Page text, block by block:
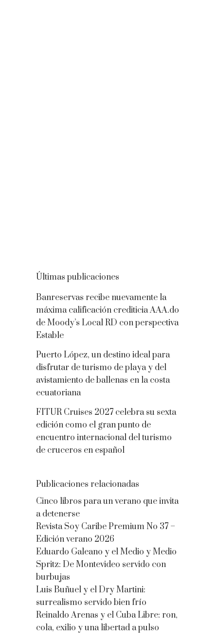
Últimas publicaciones
Banreservas recibe nuevamente la
máxima calificación crediticia AAA.do
de Moody’s Local RD con perspectiva
Estable
Puerto López, un destino ideal para
disfrutar de turismo de playa y del
avistamiento de ballenas en la costa
ecuatoriana
FITUR Cruises 2027 celebra su sexta
edición como el gran punto de
encuentro internacional del turismo
de cruceros en español
Publicaciones relacionadas
Cinco libros para un verano que invita
a detenerse
Revista Soy Caribe Premium No 37 –
Edición verano 2026
Eduardo Galeano y el Medio y Medio
Spritz: De Montevideo servido con
burbujas
Luis Buñuel y el Dry Martini:
surrealismo servido bien frío
Reinaldo Arenas y el Cuba Libre: ron,
cola, exilio y una libertad a pulso